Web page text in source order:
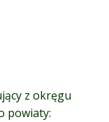
z okręgu
powiaty: